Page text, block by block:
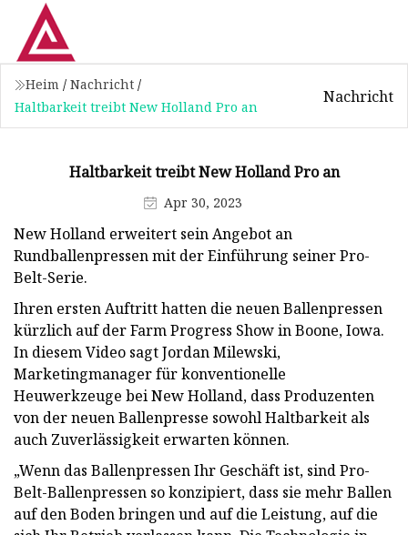
Heim / Nachricht /
Haltbarkeit treibt New Holland Pro an
Nachricht
Haltbarkeit treibt New Holland Pro an
Apr 30, 2023
New Holland erweitert sein Angebot an
Rundballenpressen mit der Einführung seiner Pro-
Belt-Serie.
Ihren ersten Auftritt hatten die neuen Ballenpressen
kürzlich auf der Farm Progress Show in Boone, Iowa.
In diesem Video sagt Jordan Milewski,
Marketingmanager für konventionelle
Heuwerkzeuge bei New Holland, dass Produzenten
von der neuen Ballenpresse sowohl Haltbarkeit als
auch Zuverlässigkeit erwarten können.
„Wenn das Ballenpressen Ihr Geschäft ist, sind Pro-
Belt-Ballenpressen so konzipiert, dass sie mehr Ballen
auf den Boden bringen und auf die Leistung, auf die